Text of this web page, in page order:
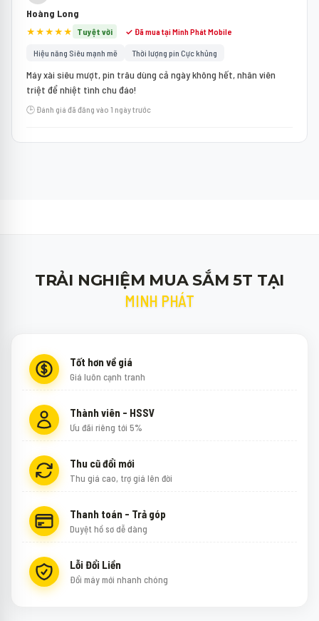
Hoàng Long
★★★★★ Tuyệt vời ✓ Đã mua tại Minh Phát Mobile
Hiệu năng Siêu mạnh mẽ Thời lượng pin Cực khủng
Máy xài siêu mượt, pin trâu dùng cả ngày không hết, nhân viên
triệt để nhiệt tình chu đáo!
🕒 Đánh giá đã đăng vào 1 ngày trước
TRẢI NGHIỆM MUA SẮM 5T TẠI
MINH PHÁT
Tốt hơn về giá
Giá luôn cạnh tranh
Thành viên - HSSV
Ưu đãi riêng tới 5%
Thu cũ đổi mới
Thu giá cao, trợ giá lên đời
Thanh toán - Trả góp
Duyệt hồ sơ dễ dàng
Lỗi Đổi Liền
Đổi máy mới nhanh chóng